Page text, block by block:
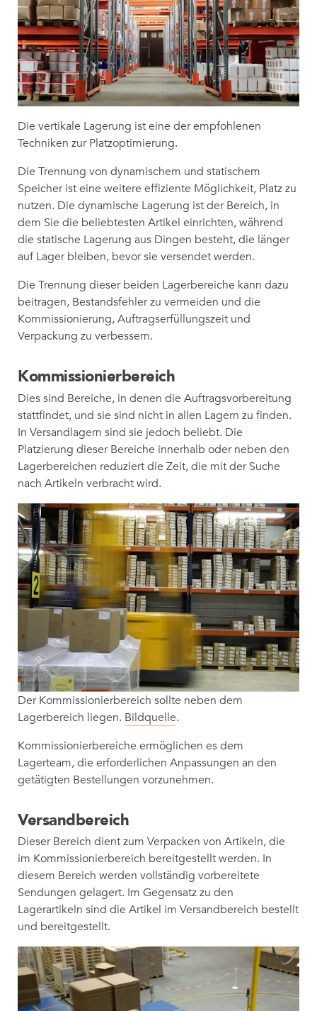
Die vertikale Lagerung ist eine der empfohlenen
Techniken zur Platzoptimierung.
Die Trennung von dynamischem und statischem
Speicher ist eine weitere effiziente Möglichkeit, Platz zu
nutzen. Die dynamische Lagerung ist der Bereich, in
dem Sie die beliebtesten Artikel einrichten, während
die statische Lagerung aus Dingen besteht, die länger
auf Lager bleiben, bevor sie versendet werden.
Die Trennung dieser beiden Lagerbereiche kann dazu
beitragen, Bestandsfehler zu vermeiden und die
Kommissionierung, Auftragserfüllungszeit und
Verpackung zu verbessern.
Kommissionierbereich
Dies sind Bereiche, in denen die Auftragsvorbereitung
stattfindet, und sie sind nicht in allen Lagern zu finden.
In Versandlagern sind sie jedoch beliebt. Die
Platzierung dieser Bereiche innerhalb oder neben den
Lagerbereichen reduziert die Zeit, die mit der Suche
nach Artikeln verbracht wird.
Der Kommissionierbereich sollte neben dem
Lagerbereich liegen. Bildquelle.
Kommissionierbereiche ermöglichen es dem
Lagerteam, die erforderlichen Anpassungen an den
getätigten Bestellungen vorzunehmen.
Versandbereich
Dieser Bereich dient zum Verpacken von Artikeln, die
im Kommissionierbereich bereitgestellt werden. In
diesem Bereich werden vollständig vorbereitete
Sendungen gelagert. Im Gegensatz zu den
Lagerartikeln sind die Artikel im Versandbereich bestellt
und bereitgestellt.